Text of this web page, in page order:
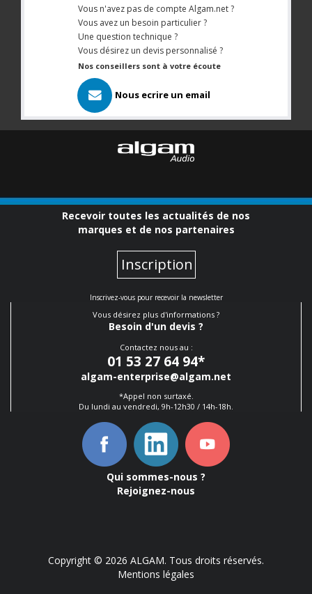
Vous n'avez pas de compte Algam.net ?
Vous avez un besoin particulier ?
Une question technique ?
Vous désirez un devis personnalisé ?
Nos conseillers sont à votre écoute
Nous ecrire un email
Recevoir toutes les actualités de nos
marques et de nos partenaires
Inscription
Inscrivez-vous pour recevoir la newsletter
Vous désirez plus d'informations ?
Besoin d'un devis ?
Contactez nous au :
01 53 27 64 94*
algam-enterprise@algam.net
*Appel non surtaxé.
Du lundi au vendredi, 9h-12h30 / 14h-18h.
Qui sommes-nous ?
Rejoignez-nous
Copyright © 2026 ALGAM. Tous droits réservés.
Mentions légales